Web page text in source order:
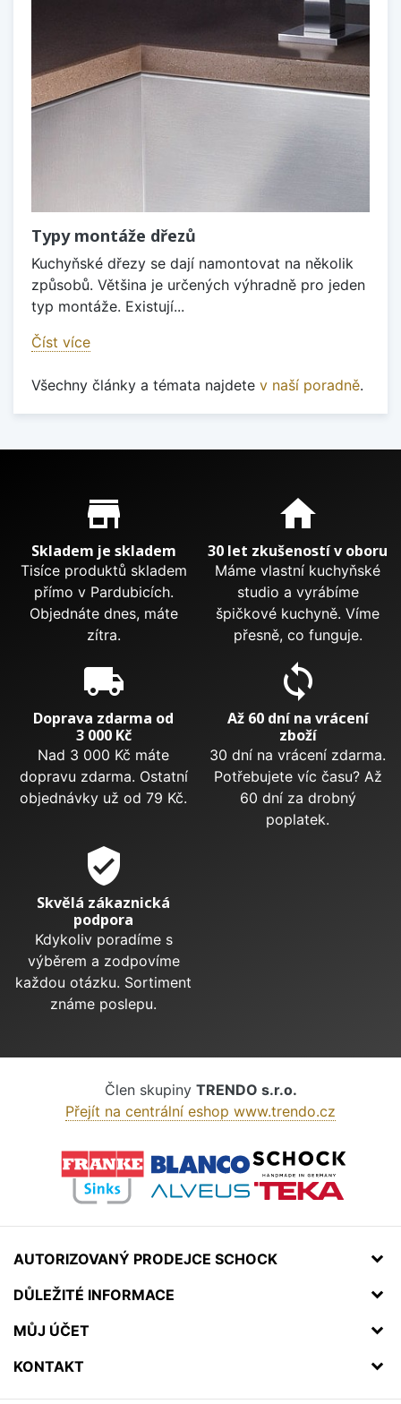
Typy montáže dřezů
Kuchyňské dřezy se dají namontovat na několik
způsobů. Většina je určených výhradně pro jeden
typ montáže. Existují...
Číst více
Všechny články a témata najdete v naší poradně.
Proč nakupovat u nás?
store_mall_directory
Skladem je skladem
Tisíce produktů skladem
přímo v Pardubicích.
Objednáte dnes, máte
zítra.
home
30 let zkušeností v oboru
Máme vlastní kuchyňské
studio a vyrábíme
špičkové kuchyně. Víme
přesně, co funguje.
local_shipping
Doprava zdarma od
3 000 Kč
Nad 3 000 Kč máte
dopravu zdarma. Ostatní
objednávky už od 79 Kč.
sync
Až 60 dní na vrácení
zboží
30 dní na vrácení zdarma.
Potřebujete víc času? Až
60 dní za drobný
poplatek.
verified_user
Skvělá zákaznická
podpora
Kdykoliv poradíme s
výběrem a zodpovíme
každou otázku. Sortiment
známe poslepu.
Člen skupiny TRENDO s.r.o.
Přejít na centrální eshop www.trendo.cz
AUTORIZOVANÝ PRODEJCE SCHOCK
DŮLEŽITÉ INFORMACE
MŮJ ÚČET
KONTAKT